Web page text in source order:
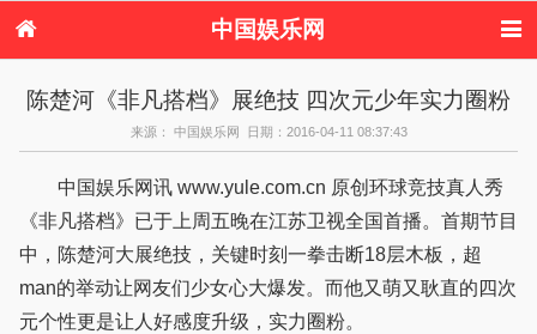
中国娱乐网
电视剧
演唱会 综艺节目
偶像活动
陈楚河《非凡搭档》展绝技 四次元少年实力圈粉
来源： 中国娱乐网 日期：2016-04-11 08:37:43
中国娱乐网讯 www.yule.com.cn 原创环球竞技真人秀
《非凡搭档》已于上周五晚在江苏卫视全国首播。首期节目
中，陈楚河大展绝技，关键时刻一拳击断18层木板，超
man的举动让网友们少女心大爆发。而他又萌又耿直的四次
元个性更是让人好感度升级，实力圈粉。